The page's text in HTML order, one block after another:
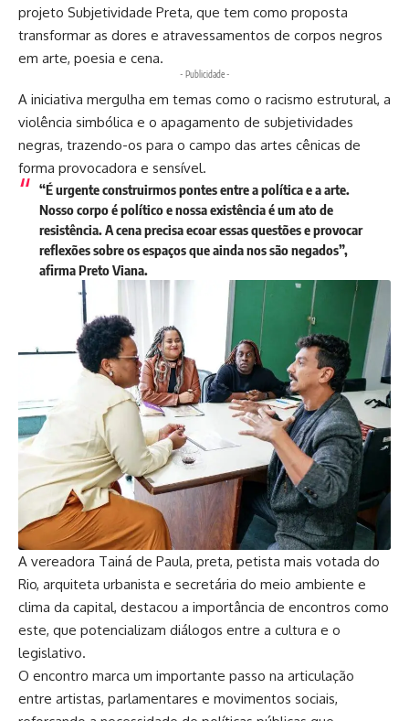
projeto Subjetividade Preta, que tem como proposta
transformar as dores e atravessamentos de corpos negros
em arte, poesia e cena.
- Publicidade -
A iniciativa mergulha em temas como o racismo estrutural, a
violência simbólica e o apagamento de subjetividades
negras, trazendo-os para o campo das artes cênicas de
forma provocadora e sensível.
“É urgente construirmos pontes entre a política e a arte.
Nosso corpo é político e nossa existência é um ato de
resistência. A cena precisa ecoar essas questões e provocar
reflexões sobre os espaços que ainda nos são negados”,
afirma Preto Viana.
A vereadora Tainá de Paula, preta, petista mais votada do
Rio, arquiteta urbanista e secretária do meio ambiente e
clima da capital, destacou a importância de encontros como
este, que potencializam diálogos entre a cultura e o
legislativo.
O encontro marca um importante passo na articulação
entre artistas, parlamentares e movimentos sociais,